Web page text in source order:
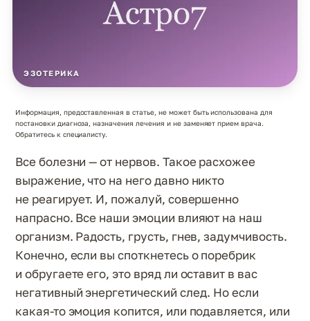
ЭЗОТЕРИКА
Информация, предоставленная в статье, не может быть использована для
постановки диагноза, назначения лечения и не заменяет прием врача.
Обратитесь к специалисту.
Все болезни — от нервов. Такое расхожее
выражение, что на него давно никто
не реагирует. И, пожалуй, совершенно
напрасно. Все наши эмоции влияют на наш
организм. Радость, грусть, гнев, задумчивость.
Конечно, если вы споткнетесь о поребрик
и обругаете его, это вряд ли оставит в вас
негативный энергетический след. Но если
какая-то эмоция копится, или подавляется, или